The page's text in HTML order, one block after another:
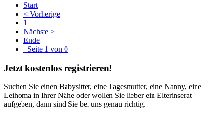
Start
< Vorherige
1
Nächste >
Ende
Seite 1 von 0
Jetzt kostenlos registrieren!
Suchen Sie einen Babysitter, eine Tagesmutter, eine Nanny, eine
Leihoma in Ihrer Nähe oder wollen Sie lieber ein Elterinserat
aufgeben, dann sind Sie bei uns genau richtig.